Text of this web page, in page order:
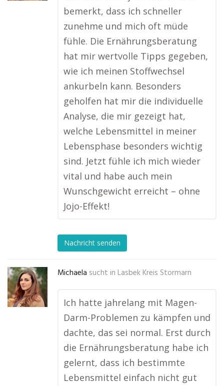
bemerkt, dass ich schneller
zunehme und mich oft müde
fühle. Die Ernährungsberatung
hat mir wertvolle Tipps gegeben,
wie ich meinen Stoffwechsel
ankurbeln kann. Besonders
geholfen hat mir die individuelle
Analyse, die mir gezeigt hat,
welche Lebensmittel in meiner
Lebensphase besonders wichtig
sind. Jetzt fühle ich mich wieder
vital und habe auch mein
Wunschgewicht erreicht – ohne
Jojo-Effekt!
Nachricht senden
Michaela sucht in Lasbek Kreis Stormarn
Ich hatte jahrelang mit Magen-
Darm-Problemen zu kämpfen und
dachte, das sei normal. Erst durch
die Ernährungsberatung habe ich
gelernt, dass ich bestimmte
Lebensmittel einfach nicht gut